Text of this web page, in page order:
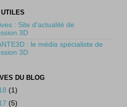
: Site d'actualité de
3D
: le média spécialiste de
3D
DU BLOG
(1)
(5)